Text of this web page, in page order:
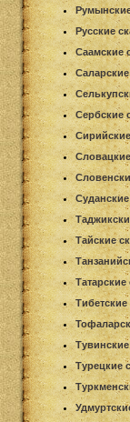
Русские
Саамские
Саларские
Сербские
Суданские
Тайские
Татарские
Тибетские
Тувинские
Турецкие